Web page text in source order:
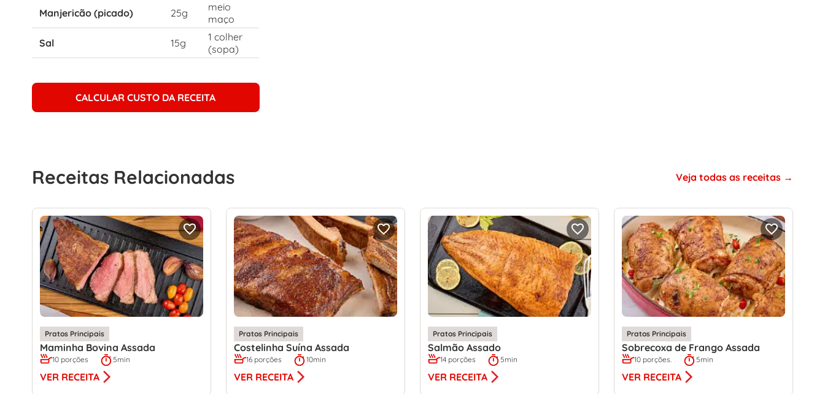
Manjericão (picado)
25g
meio
maço
Sal
15g
1 colher
(sopa)
CALCULAR CUSTO DA RECEITA
Receitas Relacionadas Veja todas as receitas
Pratos Principais
Maminha Bovina Assada
10 porções 5min
VER RECEITA
Pratos Principais
Costelinha Suína Assada
16 porções 10min
VER RECEITA
Pratos Principais
Salmão Assado
14 porções 5min
VER RECEITA
Pratos Principais
Sobrecoxa de Frango Assada
10 porções. 5min
VER RECEITA